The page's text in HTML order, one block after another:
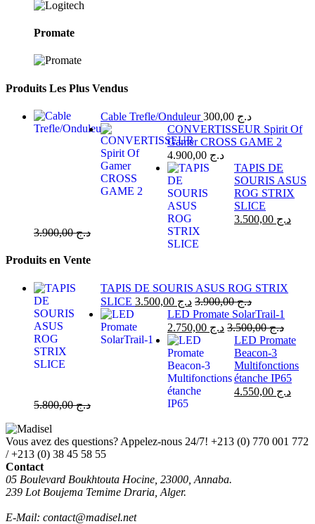
Promate
Produits Les Plus Vendus
Cable Trefle/Onduleur د.ج
CONVERTISSEUR Spirit Of
Gamer CROSS GAME 2
د.ج
TAPIS DE
SOURIS ASUS
ROG STRIX
SLICE
د.ج
د.ج3.900,00
Produits en Vente
TAPIS DE SOURIS ASUS ROG STRIX
SLICE
د.ج د.ج3.900,00
LED Promate SolarTrail-1
د.ج
د.ج3.500,00
LED Promate
Beacon-3
Multifonctions
étanche IP65
د.ج
د.ج5.800,00
Vous avez des questions? Appelez-nous 24/7! +213 (0) 770 001 772
/ +213 (0) 38 45 58 55
Contact
05 Boulevard Boukhtouta Hocine, 23000, Annaba.
239 Lot Boujema Temime Draria, Alger.
E-Mail: contact@madisel.net